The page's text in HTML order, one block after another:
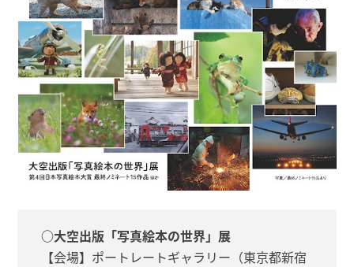
○大空出版「写真絵本の世界」展
【会場】ポートレートギャラリー（東京都新宿